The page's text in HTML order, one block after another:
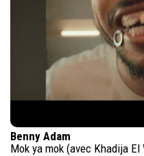
Benny Adam
Mok ya mok (avec Khadija El